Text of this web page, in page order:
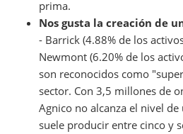
prima.
Nos gusta la creación de
- Barrick (4.88% de los
Newmont (6.20% de los
son reconocidos como
sector. Con 3,5 millones de
Agnico no alcanza el nivel
suele producir entre cinco y